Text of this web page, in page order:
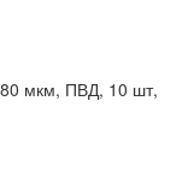
мкм, ПВД, 10 шт,